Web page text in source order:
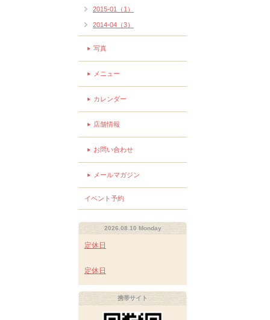
2015-01（1）
2014-04（3）
写真
メニュー
カレンダー
店舗情報
お問い合わせ
メールマガジン
イベント予約
2026.08.10 Monday
定休日
定休日
携帯サイト